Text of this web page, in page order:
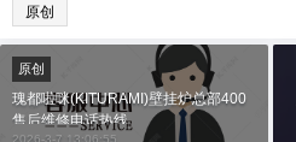
原创
原创
瑰都啦咪(KITURAMI)壁挂炉总部400
售后维修电话热线
2026-3-7 13:06:55